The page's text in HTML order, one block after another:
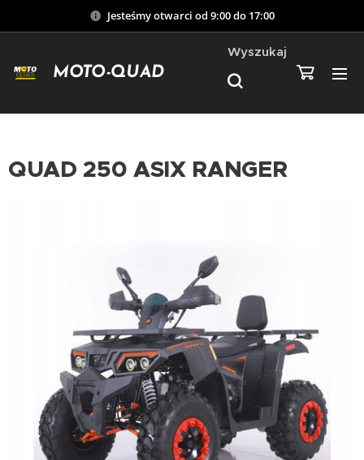
Jesteśmy otwarci od 9:00 do 17:00
MOTO-QUAD
Wyszukaj
QUAD 250 ASIX RANGER